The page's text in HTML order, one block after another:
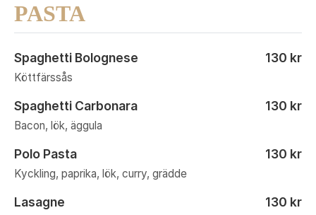
PASTA
Spaghetti Bolognese 130 kr
Köttfärssås
Spaghetti Carbonara 130 kr
Bacon, lök, äggula
Polo Pasta 130 kr
Kyckling, paprika, lök, curry, grädde
Lasagne
130 kr